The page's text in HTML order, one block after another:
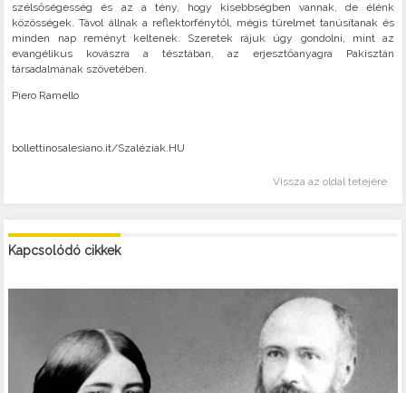
szélsőségesség és az a tény, hogy kisebbségben vannak, de élénk
közösségek. Távol állnak a reflektorfénytől, mégis türelmet tanúsítanak és
minden nap reményt keltenek. Szeretek rájuk úgy gondolni, mint az
evangélikus kovászra a tésztában, az erjesztőanyagra Pakisztán
társadalmának szövetében.
Piero Ramello
bollettinosalesiano.it/Szaléziak.HU
Vissza az oldal tetejére
Kapcsolódó cikkek